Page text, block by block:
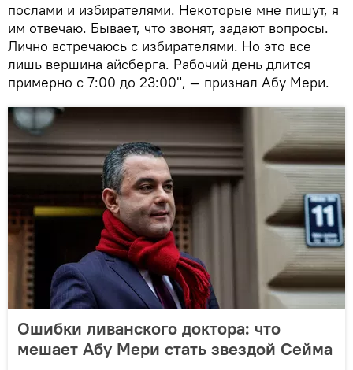
послами и избирателями. Некоторые мне пишут, я
им отвечаю. Бывает, что звонят, задают вопросы.
Лично встречаюсь с избирателями. Но это все
лишь вершина айсберга. Рабочий день длится
примерно с 7:00 до 23:00", — признал Абу Мери.
Ошибки ливанского доктора: что
мешает Абу Мери стать звездой Сейма